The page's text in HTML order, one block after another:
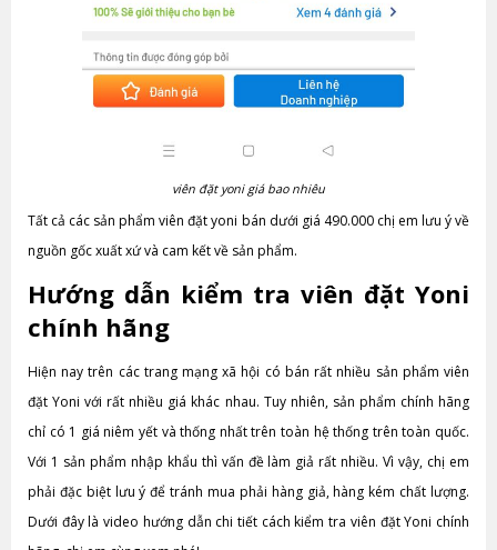
viên đặt yoni giá bao nhiêu
Tất cả các sản phẩm viên đặt yoni bán dưới giá 490.000 chị em lưu ý về
nguồn gốc xuất xứ và cam kết về sản phẩm.
Hướng dẫn kiểm tra viên đặt Yoni
chính hãng
Hiện nay trên các trang mạng xã hội có bán rất nhiều sản phẩm viên
đặt Yoni với rất nhiều giá khác nhau. Tuy nhiên, sản phẩm chính hãng
chỉ có 1 giá niêm yết và thống nhất trên toàn hệ thống trên toàn quốc.
Với 1 sản phẩm nhập khẩu thì vấn đề làm giả rất nhiều. Vì vậy, chị em
phải đặc biệt lưu ý để tránh mua phải hàng giả, hàng kém chất lượng.
Dưới đây là video hướng dẫn chi tiết cách kiểm tra viên đặt Yoni chính